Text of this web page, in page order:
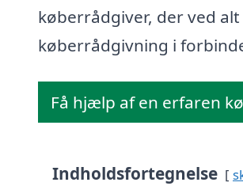
køberrådgiver, der ved
køberrådgivning i
Få hjælp af en erfaren
Indholdsfortegnelse